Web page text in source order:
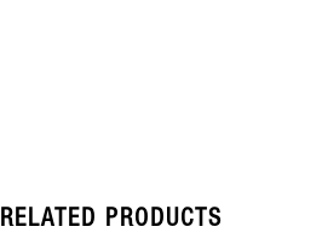
RELATED PRODUCTS